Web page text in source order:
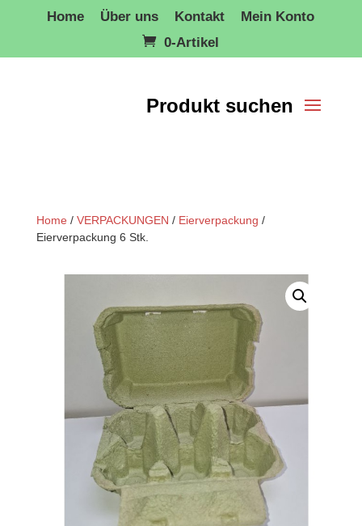
Home Über uns Kontakt
Mein Konto
0-Artikel
Home / VERPACKUNGEN / Eierverpackung /
Eierverpackung 6 Stk.